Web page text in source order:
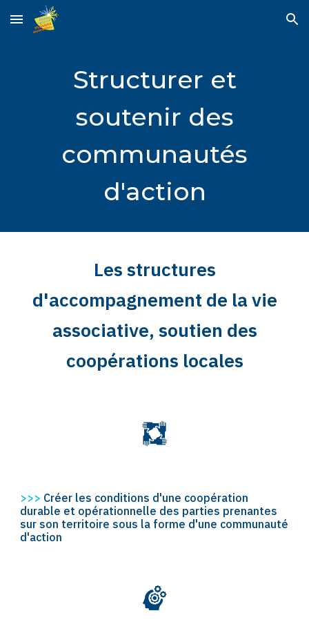
Skip to main content Skip to navigation
Structurer et
soutenir des
communautés
d'action
Les structures
d'accompagnement de la vie
associative, soutien des
coopérations locales
>>> Créer les conditions d'une coopération
durable et opérationnelle des parties prenantes
sur son territoire sous la forme d'une communauté
d'action